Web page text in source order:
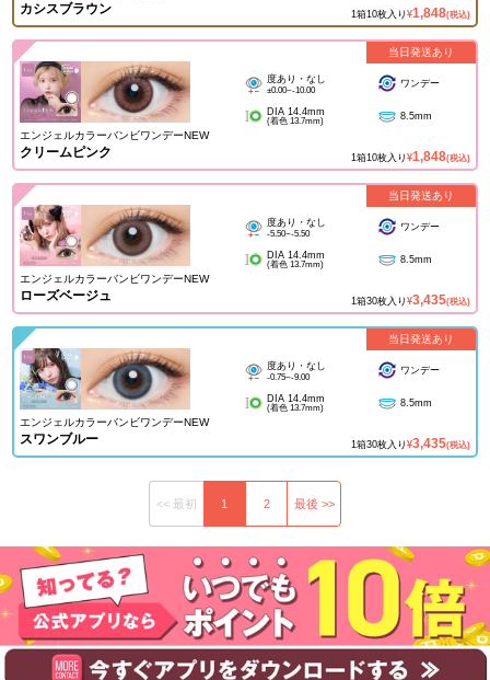
カシスブラウン 1箱10枚入り ¥1,848(税込)
エンジェルカラーバンビワンデーNEW
クリームピンク
度あり・なし
±0.00~-10.00
ワンデー
DIA 14.4mm
(着色 13.7mm) 8.5mm
1箱10枚入り ¥1,848(税込)
当日発送あり
エンジェルカラーバンビワンデーNEW
ローズベージュ
度あり・なし
-5.50~-5.50
ワンデー
DIA 14.4mm
(着色 13.7mm) 8.5mm
1箱30枚入り ¥3,435(税込)
当日発送あり
エンジェルカラーバンビワンデーNEW
スワンブルー
度あり・なし
-0.75~-9.00
ワンデー
DIA 14.4mm
(着色 13.7mm) 8.5mm
1箱30枚入り ¥3,435(税込)
当日発送あり
<< 最初 1 2 最後 >>